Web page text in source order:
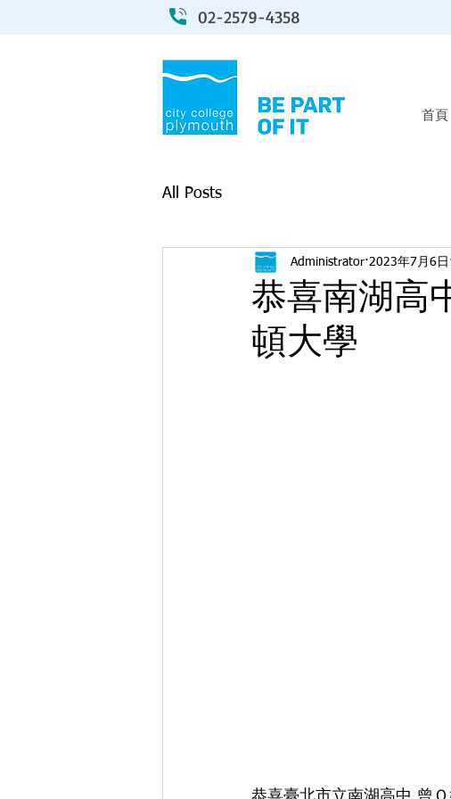
02-2579-4358
首頁
All Posts
恭喜南湖高
頓大學
Administrator 2023年7月6日